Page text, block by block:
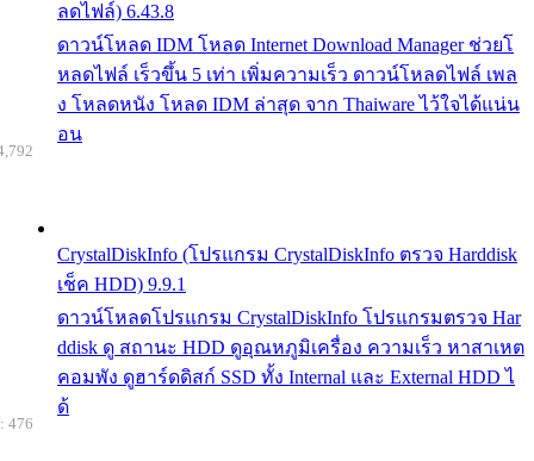
ลดไฟล์) 6.43.8
ดาวน์โหลด IDM โหลด Internet Download Manager ช่วยโ
หลดไฟล์ เร็วขึ้น 5 เท่า เพิ่มความเร็ว ดาวน์โหลดไฟล์ เพล
ง โหลดหนัง โหลด IDM ล่าสุด จาก Thaiware ไว้ใจได้แน่น
อน
CrystalDiskInfo (โปรแกรม CrystalDiskInfo ตรวจ Harddisk
เช็ค HDD) 9.9.1
ดาวน์โหลดโปรแกรม CrystalDiskInfo โปรแกรมตรวจ Har
ddisk ดู สถานะ HDD ดูอุณหภูมิเครื่อง ความเร็ว หาสาเหต
คอมพัง ดูฮาร์ดดิสก์ SSD ทั้ง Internal และ External HDD ไ
ด้
476